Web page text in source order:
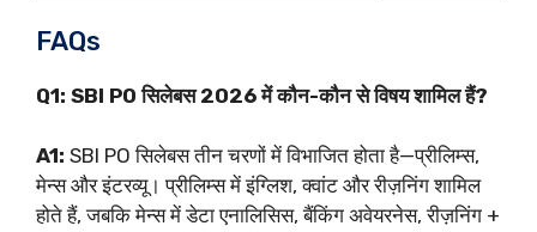
FAQs
Q1: SBI PO सिलेबस 2026 में कौन-कौन से विषय शामिल हैं?
A1: SBI PO सिलेबस तीन चरणों में विभाजित होता है—प्रीलिम्स,
मेन्स और इंटरव्यू। प्रीलिम्स में इंग्लिश, क्वांट और रीज़निंग शामिल
होते हैं, जबकि मेन्स में डेटा एनालिसिस, बैंकिंग अवेयरनेस, रीज़निंग +